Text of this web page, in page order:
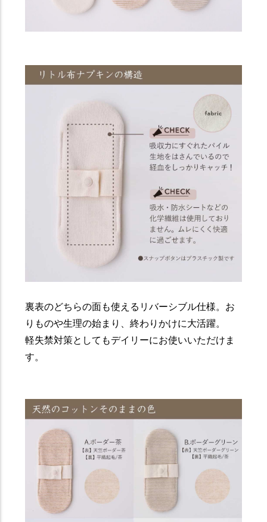
裏表のどちらの面も使えるリバーシブル仕様。お
りものや生理の始まり、終わりかけに大活躍。
軽失禁対策としてもデイリーにお使いいただけま
す。